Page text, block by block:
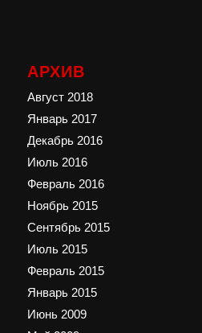
АРХИВ
Август 2018
Январь 2017
Декабрь 2016
Июль 2016
Февраль 2016
Ноябрь 2015
Сентябрь 2015
Июль 2015
Февраль 2015
Январь 2015
Июнь 2009